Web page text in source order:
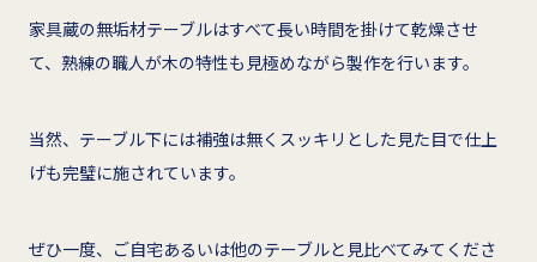
家具蔵の無垢材テーブルはすべて長い時間を掛けて乾燥させ
て、熟練の職人が木の特性も見極めながら製作を行います。
当然、テーブル下には補強は無くスッキリとした見た目で仕上
げも完璧に施されています。
ぜひ一度、ご自宅あるいは他のテーブルと見比べてみてくださ